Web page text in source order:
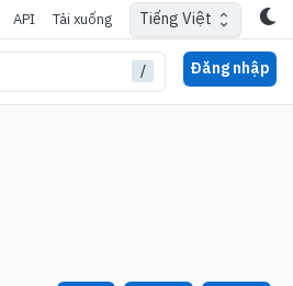
API Tải xuống Tiếng Việt
/ Đăng nhập